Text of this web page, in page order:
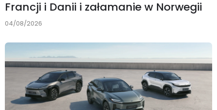
Francji i Danii i załamanie w Norwegii
04/08/2026